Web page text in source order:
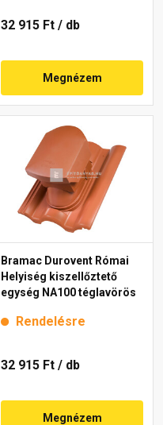
32 915 Ft / db
Megnézem
Bramac Durovent Római
Helyiség kiszellőztető
egység NA100 téglavörös
Rendelésre
32 915 Ft / db
Megnézem